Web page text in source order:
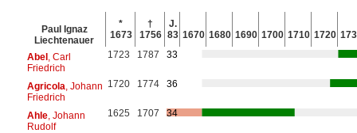
Paul Ignaz
Liechtenauer
*
1673
†
1756
J.
83 1670 1680 1690 1700 1710 1720
Abel, Carl
Friedrich
1723 1787 33
Agricola , Johann
Friedrich
1720 1774 36
Ahle, Johann
Rudolf
1625 1707 34